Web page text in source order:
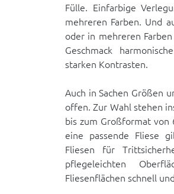
Fülle. Einfarbige
mehreren Farben. Und
oder in mehreren
Geschmack
starken Kontrasten.
Auch in Sachen Größen
offen. Zur Wahl stehen
bis zum Großformat von
eine passende Fliese
Fliesen für
pflegeleichten
Fliesenflächen schnell